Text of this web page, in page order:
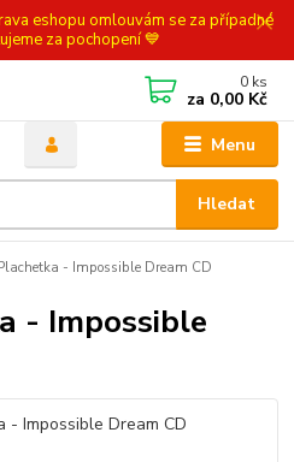
eshopu omlouvám se za případné
za pochopení 💙
Menu
Hledat
0 ks
za 0,00 Kč
- Impossible Dream CD
- Impossible